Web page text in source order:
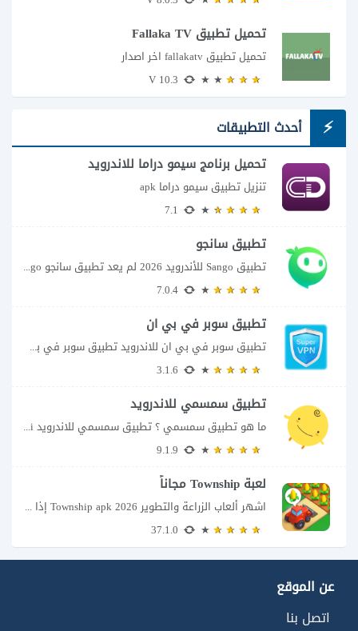
تحميل تطبيق Fallaka TV
تحميل تطبيق fallakatv اخر اصدار
أحدث التطبيقات
تحميل برنامج سيمو دراما للاندرويد
تنزيل تطبيق سيمو دراما apk
تطبيق سانجو
تطبيق Sango للأندرويد 2026 لم يعد تطبيق سانجو Sango مجرد مساحة لإرسال الرسائل أو...
تطبيق سوبر في بي ان
تطبيق سوبر في بي ان للاندرويد تطبيق سوبر في بي ان من تطبيقات الشبكات...
تطبيق سمسمي للاندرويد
ما هو تطبيق سمسمي ؟ تطبيق سمسمي للاندرويد SimSimi هو برنامج دردشة افتراضية يسمح...
لعبة Township مجاناً
اشهر ألعاب الزراعة والتطوير Township apk 2026 إذا كنت تحب ألعاب الزراعة وبناء المدن،...
عن الموقع
اتصل بنا